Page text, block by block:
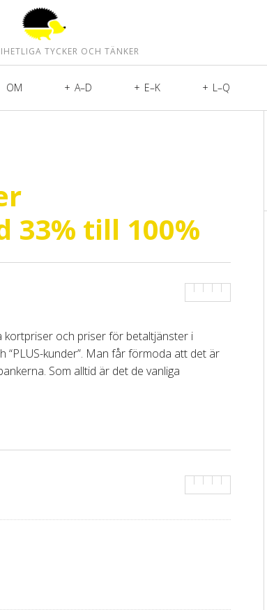
TYCKER OCH TÄNKER
OM A–D E–K L–Q
33% till 100%
kortpriser och priser för betaltjänster i
“PLUS-kunder”. Man får förmoda att det är
Som alltid är det de vanliga